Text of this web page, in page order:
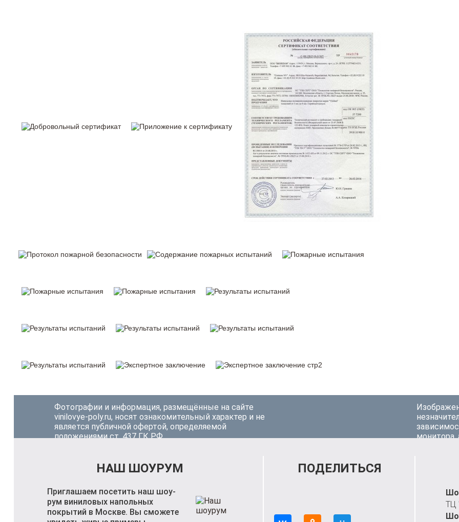
Фотографии и информация, размещённые на сайте
vinilovye-poly.ru, носят ознакомительный характер и не
является публичной офертой, определяемой
положениями ст. 437 ГК РФ.
монитора,
НАШ ШОУРУМ
Приглашаем посетить наш шоу-
рум виниловых напольных
покрытий в Москве. Вы сможете
ПОДЕЛИТЬСЯ
ТЦ